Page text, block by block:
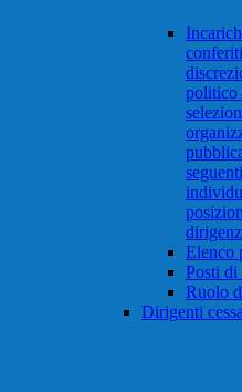
politico
Elenco
Posti
Ruolo
Dirigenti